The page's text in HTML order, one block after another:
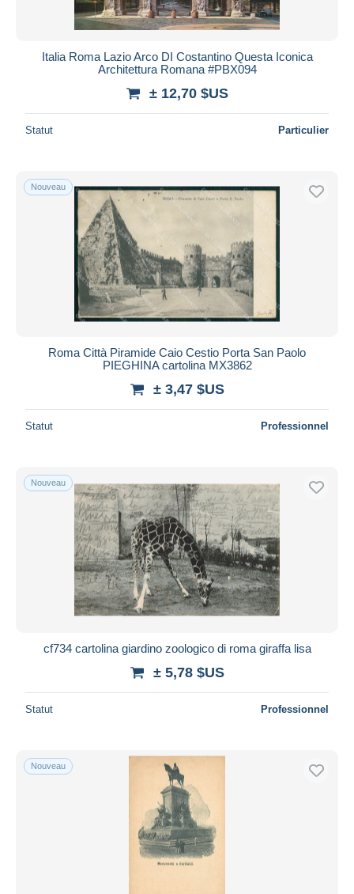
Italia Roma Lazio Arco DI Costantino Questa Iconica
Architettura Romana #PBX094
± 12,70 $US
Statut Particulier
Nouveau
Roma Città Piramide Caio Cestio Porta San Paolo
PIEGHINA cartolina MX3862
± 3,47 $US
Statut Professionnel
Nouveau
cf734 cartolina giardino zoologico di roma giraffa lisa
± 5,78 $US
Statut Professionnel
Nouveau